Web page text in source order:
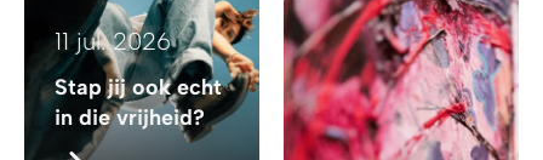
11 jul. 2026
Stap jij ook echt
in die vrijheid?